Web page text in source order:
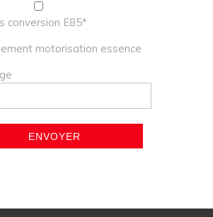
conversion E85*
motorisation essence